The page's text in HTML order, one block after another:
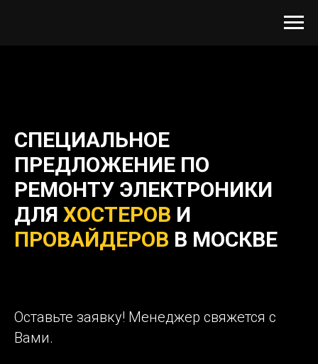
СПЕЦИАЛЬНОЕ
ПРЕДЛОЖЕНИЕ ПО
РЕМОНТУ ЭЛЕКТРОНИКИ
ДЛЯ ХОСТЕРОВ И
ПРОВАЙДЕРОВ В МОСКВЕ
Оставьте заявку! Менеджер свяжется с
Вами.